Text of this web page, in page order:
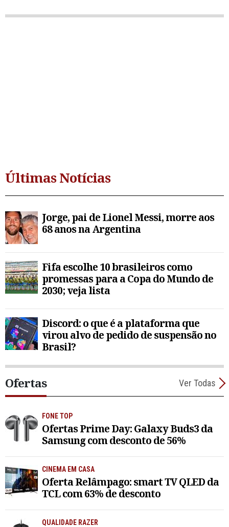
Últimas Notícias
Jorge, pai de Lionel Messi, morre aos
68 anos na Argentina
Fifa escolhe 10 brasileiros como
promessas para a Copa do Mundo de
2030; veja lista
Discord: o que é a plataforma que
virou alvo de pedido de suspensão no
Brasil?
Ofertas Ver Todas
FONE TOP
Ofertas Prime Day: Galaxy Buds3 da
Samsung com desconto de 56%
CINEMA EM CASA
Oferta Relâmpago: smart TV QLED da
TCL com 63% de desconto
QUALIDADE RAZER